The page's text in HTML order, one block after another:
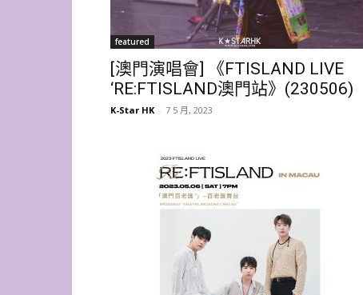
featured
[澳門演唱會] 《FTISLAND LIVE
‘RE:FTISLAND澳門站》(230506)
K-Star HK - 7 5 月, 2023